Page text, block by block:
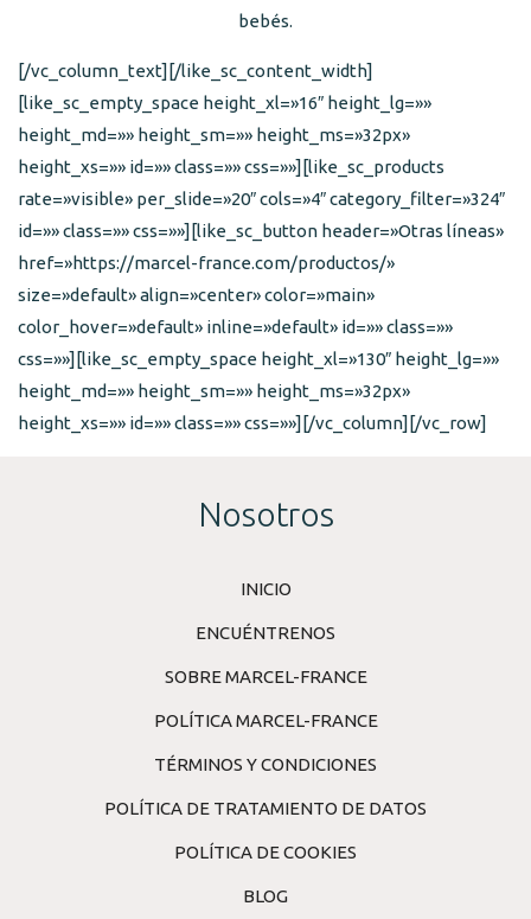
bebés.
[/vc_column_text][/like_sc_content_width]
[like_sc_empty_space height_xl=»16″ height_lg=»»
height_md=»» height_sm=»» height_ms=»32px»
height_xs=»» id=»» class=»» css=»»][like_sc_products
rate=»visible» per_slide=»20″ cols=»4″ category_filter=»324″
id=»» class=»» css=»»][like_sc_button header=»Otras líneas»
href=»https://marcel-france.com/productos/»
size=»default» align=»center» color=»main»
color_hover=»default» inline=»default» id=»» class=»»
css=»»][like_sc_empty_space height_xl=»130″ height_lg=»»
height_md=»» height_sm=»» height_ms=»32px»
height_xs=»» id=»» class=»» css=»»][/vc_column][/vc_row]
Nosotros
INICIO
ENCUÉNTRENOS
SOBRE MARCEL-FRANCE
POLÍTICA MARCEL-FRANCE
TÉRMINOS Y CONDICIONES
POLÍTICA DE TRATAMIENTO DE DATOS
POLÍTICA DE COOKIES
BLOG